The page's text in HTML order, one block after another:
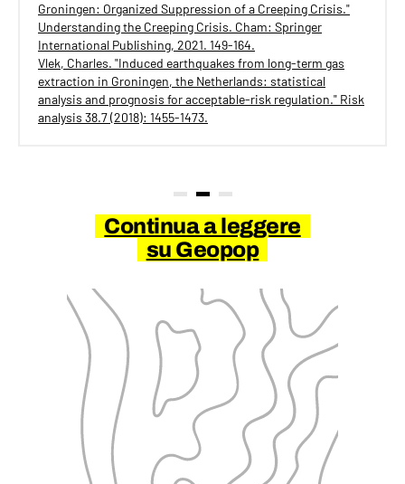
Groningen: Organized Suppression of a Creeping Crisis."
Understanding the Creeping Crisis. Cham: Springer
International Publishing, 2021. 149-164.
Vlek, Charles. "Induced earthquakes from long‐term gas
extraction in Groningen, the Netherlands: statistical
analysis and prognosis for acceptable‐risk regulation." Risk
analysis 38.7 (2018): 1455-1473.
Continua a leggere
su Geopop